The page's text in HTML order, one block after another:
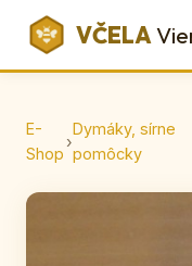
VČELA
E-
Shop
›
Dymáky, sírne
pomôcky